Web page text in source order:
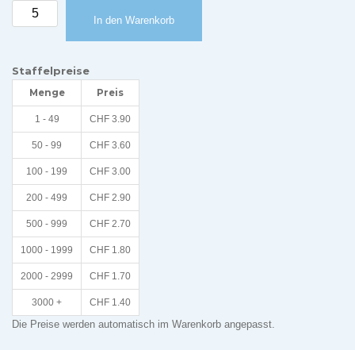
Fasnachtskarte
«Piccolo-
in
Gelb»
Menge
In den Warenkorb
Staffelpreise
Menge Preis
1 - 49 CHF 3.90
50 - 99 CHF 3.60
100 - 199 CHF 3.00
200 - 499 CHF 2.90
500 - 999 CHF 2.70
1000 - 1999 CHF 1.80
2000 - 2999 CHF 1.70
3000 + CHF 1.40
Die Preise werden automatisch im Warenkorb angepasst.